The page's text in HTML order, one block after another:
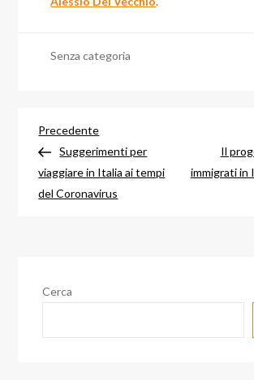
Senza categoria
Navigazione
articoli
Articolo
precedente
Precedente
Suggerimenti per
viaggiare in Italia ai tempi
del Coronavirus
Il
immigrati in
Cerca